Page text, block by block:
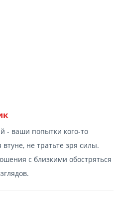
- ваши попытки кого-то
втуне, не тратьте зря силы.
с близкими обостряться